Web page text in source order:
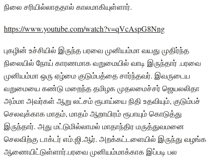
நிலை சரியில்லாததால் காலமாகியுள்ளார்.
https://www.youtube.com/watch?v=qVcAspG8Nng
புகழின் உச்சியில் இருந்த பரவை முனியம்மா வயது முதிர்ந்த
நிலையில் நோய் காரணமாக வறுமையில் வாடி இருந்தார் .பரவை
முனியம்மா ஒரு ஏழ்மை குடும்பத்தை சார்ந்தவர். இவருடைய
வறுமையை கண்டு மறைந்த தமிழக முதலமைச்சர் ஜெயலலிதா
அம்மா அவர்கள் ஆறு லட்சம் ரூபாய்யை நிதி உதவியும், குடும்பச்
செலவுக்காக மாதம், மாதம் ஆறாயிரம் ரூபாயும் கொடுத்து
இருந்தார். அது மட்டுமில்லாமல் மாதாந்திர மருத்துவமனை
செலவிற்கு டாக்டர் எம்.ஜி.ஆர். அறக்கட்டளையில் இருந்து வழங்க
ஆணையிட்டுள்ளார்.பரவை முனியம்மாக்காக இப்படி பல